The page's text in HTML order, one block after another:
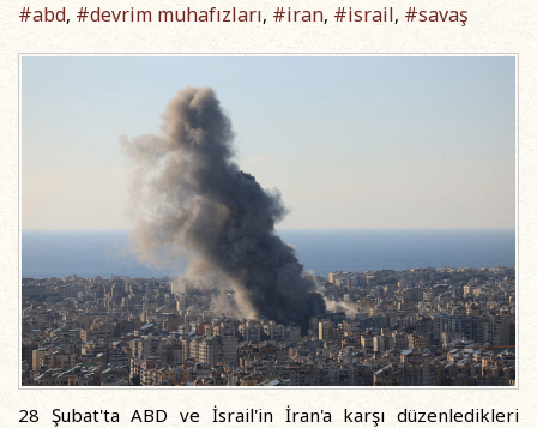
#abd, #devrim muhafızları, #iran, #israil, #savaş
28 Şubat'ta ABD ve İsrail'in İran'a karşı düzenledikleri